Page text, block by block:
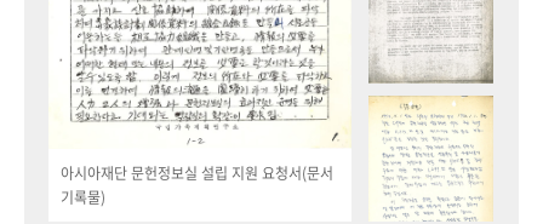
아시아재단 문헌정보실 설립 지원 요청서(문서
기록물)